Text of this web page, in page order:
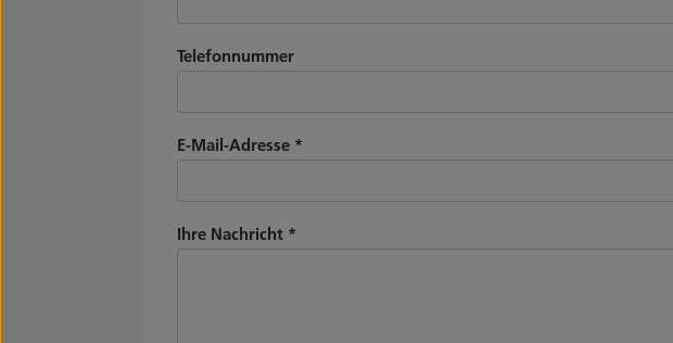
Telefonnummer
E-Mail-Adresse *
Ihre Nachricht *